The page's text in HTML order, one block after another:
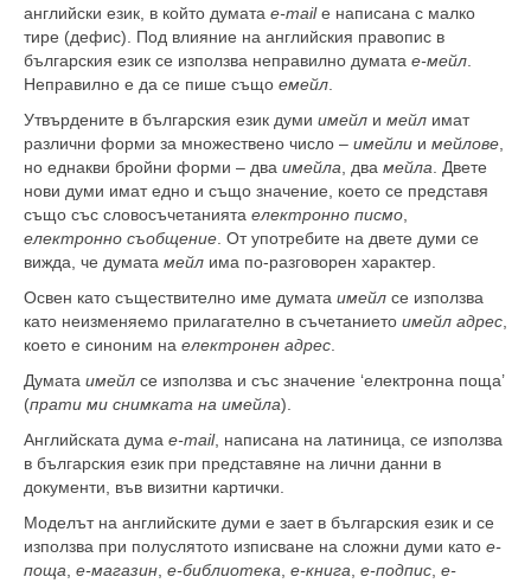
английски език, в който думата е-mailе написана с малко
тире (дефис). Под влияние на английския правопис в
българския език се използва неправилно думата е-мейл
Неправилно е да се пише също емейл
Утвърдените в българския език думи имейл и мейл имат
различни форми за множествено число – имейли и мейлове
но еднакви бройни форми – два имейла , два мейла . Двете
нови думи имат едно и също значение, което се представя
също със словосъчетанията електронно писмо
електронно съобщение . От употребите на двете думи се
вижда, че думата мейл има по-разговорен характер.
Освен като съществително име думата имейл се използва
като неизменяемо прилагателно в съчетанието имейл адрес
което е синоним на електронен адрес
Думата имейл се използва и със значение ‘електронна поща’
(прати ми снимката на имейла).
Английската дума е-mail, написана на латиница, се използва
в българския език при представяне на лични данни в
документи, във визитни картички.
Моделът на английските думи е зает в българския език и се
използва при полуслятото изписване на сложни думи като е-
поща е-магазин е-библиотека е-книга е-подпис е-